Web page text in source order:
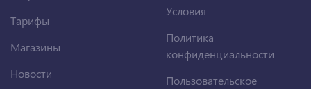
Тарифы
Магазины
Новости
Условия
Политика
конфиденциальности
Пользовательское